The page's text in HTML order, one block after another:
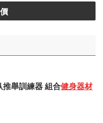
舉訓練器 組合健身器材